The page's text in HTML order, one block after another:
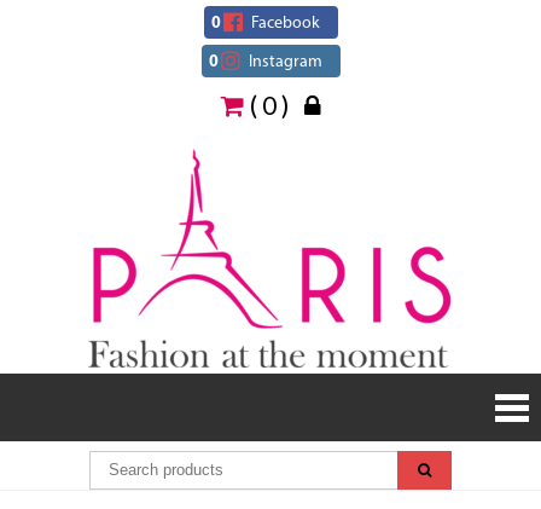
Facebook
0
Instagram
0
( 0 )